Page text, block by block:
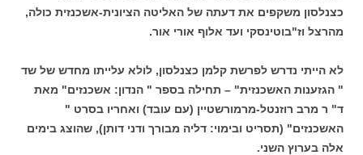
כצנלסון משקפים את דעתה של האליטה הציונית-אשכנזית כולה,
מהרצל וז"בוטינסקי ועד אלוף אורי אור.
לא הייתי נדרש לפרשת קלמן כצנלסון, לולא עלייתו מחדש של שד
" הגזענות האשכנזית" – תחילה בספר " הנדון: אשכנזים" מאת
ד" ר מרב רוזנטל-מרמורשטיין (עם עובד) ואחריו בסרט "
האשכנזים" (תסריט ובימוי: דליה מבורך ודני דותן), שהוצג בימים
אלה בערוץ השני.